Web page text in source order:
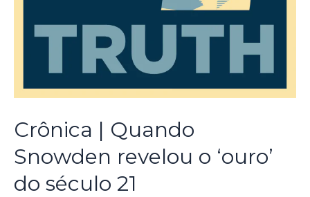
Crônica | Quando
Snowden revelou o ‘ouro’
do século 21